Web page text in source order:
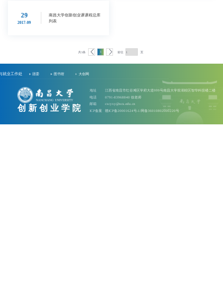
29
2017-09
南昌大学创新创业课课程总库
列表
共3条 前往 页
就业工作处 团委 图书馆 大创网
创新创业学院
地址
电话
邮箱
ICP备案
江西省南昌市红谷滩区学府大道999号南昌大学前湖校区智华科技楼二楼
0791-83968840 徐老师
cxcyxy@ncu.edu.cn
赣ICP备20001624号-1/网备36010802000220号